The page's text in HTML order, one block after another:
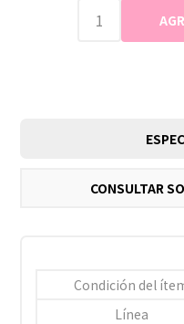
CONSULTAR
Condición del
Línea